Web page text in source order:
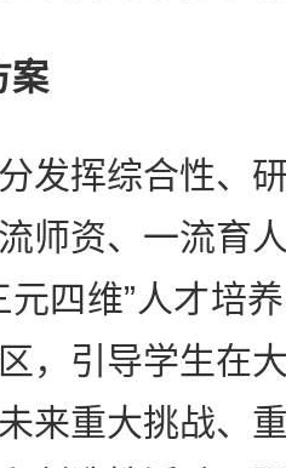
案
挥综合性、研
师资、一流育
元四维”人才培
，引导学生在
来重大挑战、